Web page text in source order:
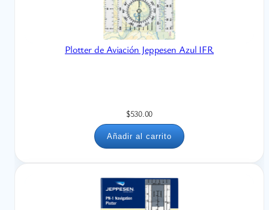
Plotter de Aviación Jeppesen Azul IFR
$530.00
Añadir al carrito